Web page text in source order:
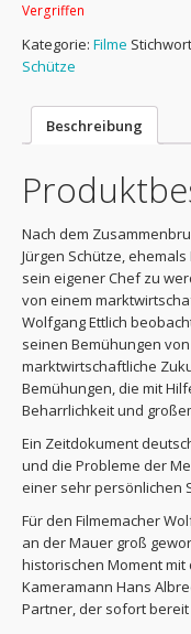
Vergriffen
Kategorie: Filme
Schütze
Beschreibung
Nach dem
Jürgen Schütze,
sein eigener Chef zu
von einem
Wolfgang Ettlich
seinen Bemühungen
marktwirtschaftliche
Bemühungen, die mit
Beharrlichkeit und
Ein Zeitdokument
und die Probleme der
einer sehr persönlichen
Für den Filmemacher
an der Mauer groß
historischen Moment
Kameramann Hans
Partner, der sofort